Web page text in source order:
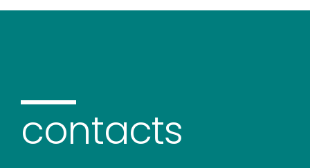
contacts